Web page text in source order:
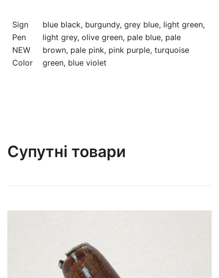
Sign
Pen
NEW
Color
blue black, burgundy, grey blue, light green,
light grey, olive green, pale blue, pale
brown, pale pink, pink purple, turquoise
green, blue violet
Супутні товари